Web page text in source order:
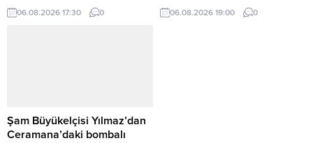
Blumstein, çalıştığı üniversitede
federal fonların kesilmesiyle uzun
06.08.2026 17:30 0
verdiği bilgiye göre, Point72
Asset Management, çarşamba
06.08.2026 19:00 0
Şam Büyükelçisi Yılmaz’dan
Ceramana’daki bombalı